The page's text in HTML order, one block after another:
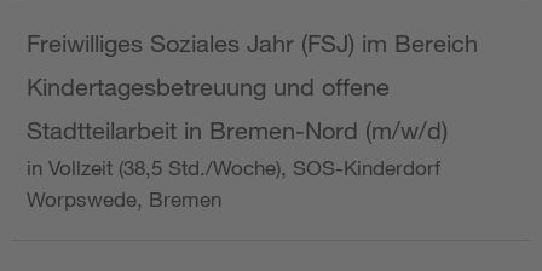
Freiwilliges Soziales Jahr (FSJ) im Bereich
Kindertagesbetreuung und offene
Stadtteilarbeit in Bremen-Nord (m/w/d)
in Vollzeit (38,5 Std./Woche), SOS-Kinderdorf
Worpswede, Bremen